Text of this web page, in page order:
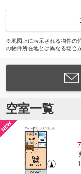
※地図上に表示される物件の
の物件所在地とは異なる場合
空室一覧
-